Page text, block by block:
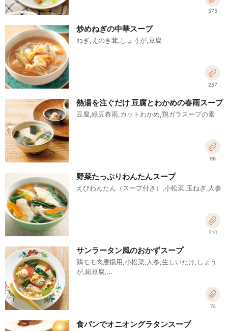
575
炒めねぎの中華スープ
ねぎ,えのき茸,しょうが,豆腐
257
熱湯を注ぐだけ 豆腐とわかめの春雨スープ
豆腐,緑豆春雨,カットわかめ,鶏ガラスープの素
98
野菜たっぷりわんたんスープ
えびわんたん（スープ付き）,小松菜,玉ねぎ,人参
210
サンラータン風のおかずスープ
鶏モモ肉唐揚用,小松菜,人参,生しいたけ,しょう
が,絹豆腐,…
74
食パンでオニオングラタンスープ